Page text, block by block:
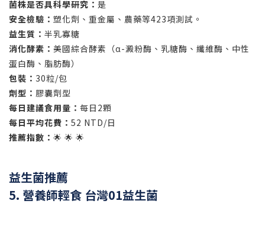
菌株是否具科學研究： 是
安全檢驗： 塑化劑、重金屬、農藥等423項測試。
益生質： 半乳寡糖
消化酵素： 美國綜合酵素（α-澱粉酶、乳糖酶、纖維酶、中性
蛋白酶、脂肪酶）
包裝： 30粒/包
劑型： 膠囊劑型
每日建議食用量： 每日2顆
每日平均花費： 52 NTD/日
推薦指數： 🌟 🌟 🌟
益生菌推薦
5. 營養師輕食 台灣01益生菌